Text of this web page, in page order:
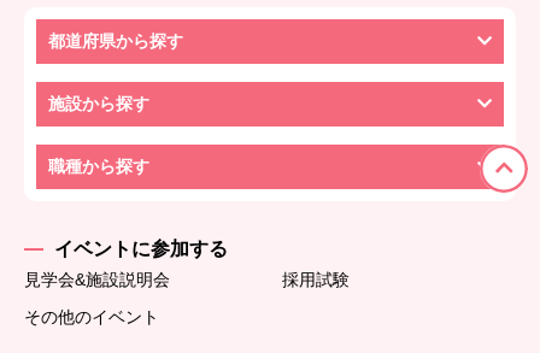
都道府県から探す
施設から探す
職種から探す
イベントに参加する
見学会&施設説明会
採用試験
その他のイベント